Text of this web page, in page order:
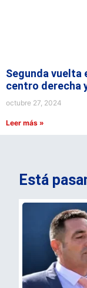
Segunda vuelta
centro derecha
octubre 27, 2024
Leer más »
Está